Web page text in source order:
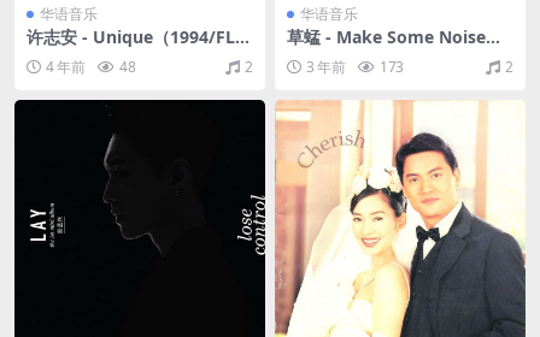
华语音乐
许志安 - Unique（1994/FLA
C/分轨/283M）
4 年前 48 2
华语音乐
草蜢 - Make Some Noise（1
992/FLAC/分轨/400M）
3 年前 173 2